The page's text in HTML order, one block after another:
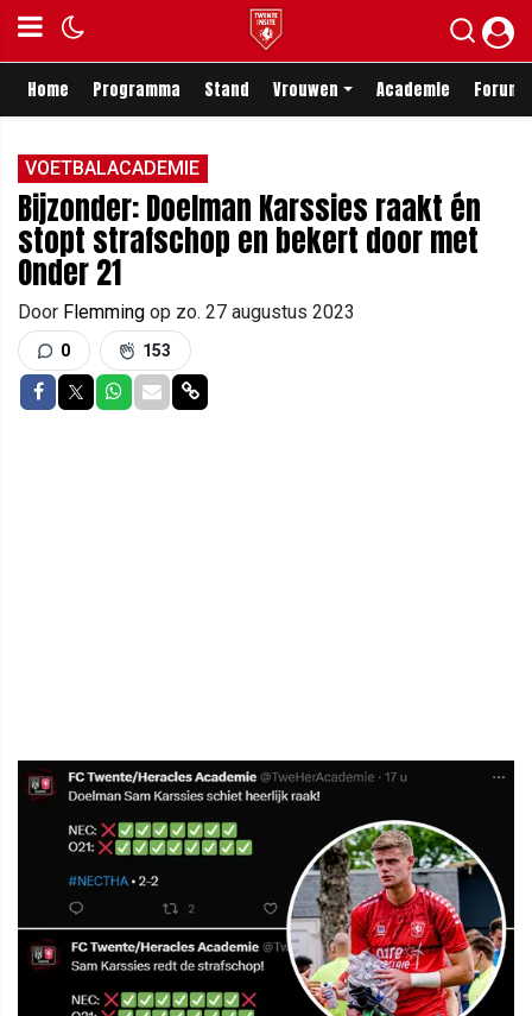
Home Programma Stand Vrouwen Academie Forum
VOETBALACADEMIE
Bijzonder: Doelman Karssies raakt én
stopt strafschop en bekert door met
Onder 21
Door Flemming op zo. 27 augustus 2023
0 153
Delen op Facebook
Delen op Twitter
Delen op Whatsapp
Delen via Mail
Delen via link